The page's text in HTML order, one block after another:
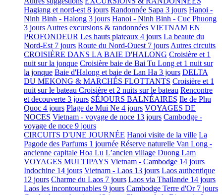
Hagiang et nord-est 8 jours Randonnée Sapa 3 jours Hanoi -
Ninh Binh - Halong 3 jours Hanoi - Ninh Binh - Cuc Phuong
3 jours Autres excursions & randonnées VIETNAM EN
PROFONDEUR Les hauts plateaux 4 jours La beaute du
Nord-Est 7 jours Route du Nord-Ouest 7 jours Autres circuits
CROISIÈRE DANS LA BAIE D'HALONG Croisière et 1
nuit sur la jonque Croisière baie de Bai Tu Long et 1 nuit sur
la jonque Baie d'Halong et baie de Lan Ha 3 jours DELTA
DU MEKONG & MARCHÉS FLOTTANTS Croisière et 1
nuit sur le bateau Croisière et 2 nuits sur le bateau Rencontre
et decouverte 3 jours SÉJOURS BALNÉAIRES Ile de Phu
Quoc 4 jours Plage de Mui Ne 4 jours VOYAGES DE
NOCES Vietnam - voyage de noce 13 jours Cambodge -
voyage de noce 9 jours
CIRCUITS D'UNE JOURNÉE Hanoi visite de la ville La
Pagode des Parfums 1 journée Réserve naturelle Van Long -
ancienne capitale Hoa Lu L’ancien village Duong Lam
VOYAGES MULTIPAYS Vietnam - Cambodge 14 jours
Indochine 14 jours Vietnam - Laos 13 jours Laos authentique
12 jours Charme du Laos 7 jours Laos via Thailande 14 jours
Laos les incontournables 9 jours Cambodge Terre d'Or 7 jours